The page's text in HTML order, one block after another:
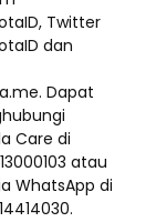
Twitter
dan
Dapat
Care di
atau
WhatsApp di